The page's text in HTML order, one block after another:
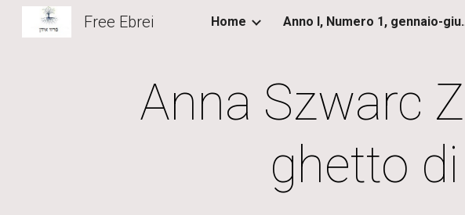
Skip to main content
Free Ebrei Home Anno I,
Anna Szwarc
ghetto